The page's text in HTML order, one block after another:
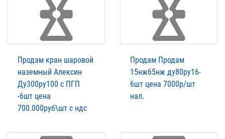
Продам кран шаровой
наземный Алексин
Ду300ру100 с ПГП
-6шт цена
700.000руб\шт с ндс
Продам Продам
15нж65нж ду80ру16-
6шт цена 7000р/шт
нал.